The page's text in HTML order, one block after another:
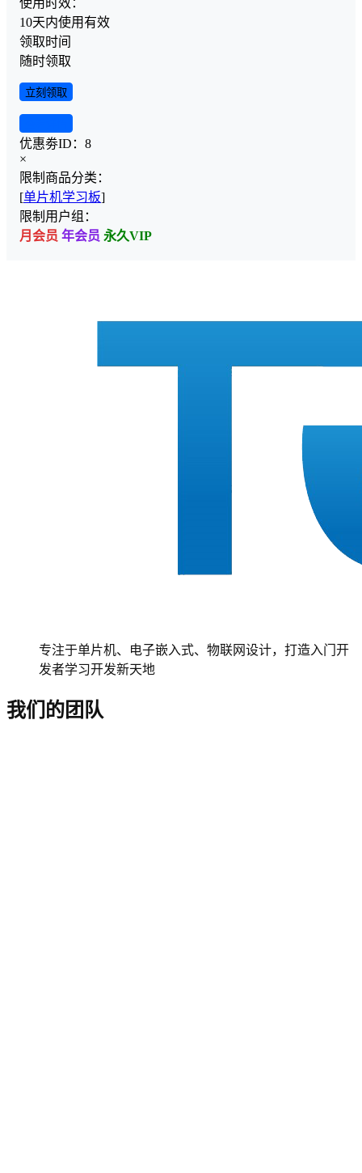
使用时效：
10天内使用有效
领取时间
随时领取
立刻领取
优惠劵ID： 8
×
限制商品分类：
[单片机学习板]
限制用户组：
月会员 年会员 永久VIP
专注于单片机、电子嵌入式、物联网设计，打造入门开
发者学习开发新天地
我们的团队